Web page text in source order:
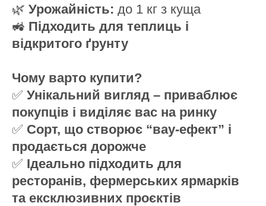
🌿 Урожайність: до 1 кг з куща
🚜 Підходить для теплиць і
відкритого ґрунту
Чому варто купити?
✅ Унікальний вигляд – приваблює
покупців і виділяє вас на ринку
✅ Сорт, що створює “вау-ефект” і
продається дорожче
✅ Ідеально підходить для
ресторанів, фермерських ярмарків
та ексклюзивних проєктів